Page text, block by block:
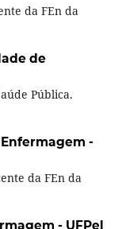
da FEn da
de
Pública.
-
da FEn da
- UFPel